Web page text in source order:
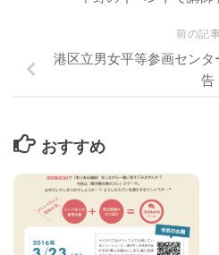
前の記事
港区立男女平等参画セン
告
おすすめ